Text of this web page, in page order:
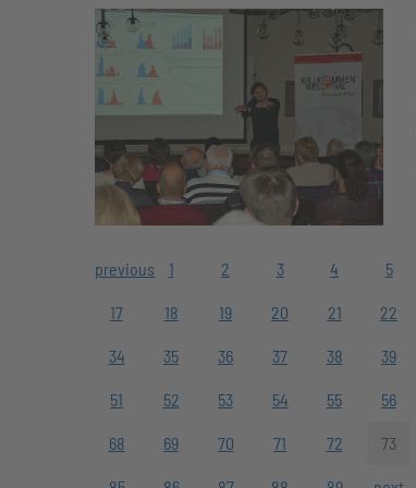
previous 1 2 3 4 5
17 18 19 20 21 22
34 35 36 37 38 39
51 52 53 54 55 56
68 69 70 71 72 73